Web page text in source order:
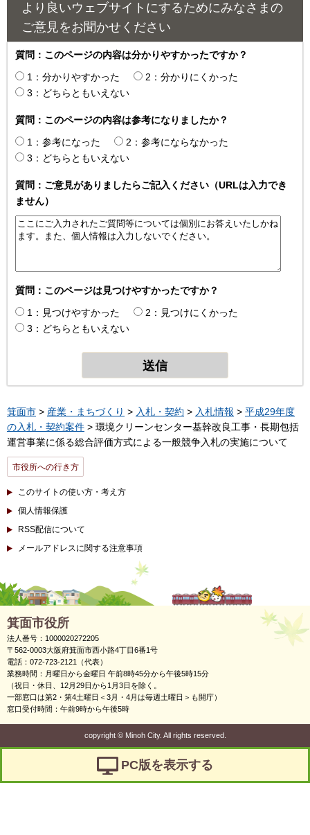
より良いウェブサイトにするためにみなさまの
ご意見をお聞かせください
質問：このページの内容は分かりやすかったですか？
1：分かりやすかった
2：分かりにくかった
3：どちらともいえない
質問：このページの内容は参考になりましたか？
1：参考になった
2：参考にならなかった
3：どちらともいえない
質問：ご意見がありましたらご記入ください（URLは入力でき
ません）
質問：このページは見つけやすかったですか？
1：見つけやすかった
2：見つけにくかった
3：どちらともいえない
箕面市 > 産業・まちづくり > 入札・契約 > 入札情報 > 平成29年度
の入札・契約案件 > 環境クリーンセンター基幹改良工事・長期包括
運営事業に係る総合評価方式による一般競争入札の実施について
市役所への行き方
このサイトの使い方・考え方
個人情報保護
RSS配信について
メールアドレスに関する注意事項
箕面市役所
法人番号：1000020272205
〒562-0003大阪府箕面市西小路4丁目6番1号
電話：072-723-2121（代表）
業務時間：月曜日から金曜日 午前8時45分から午後5時15分
（祝日・休日、12月29日から1月3日を除く。
一部窓口は第2・第4土曜日＜3月・4月は毎週土曜日＞も開庁）
窓口受付時間：午前9時から午後5時
copyright ©Minoh City. All rights reserved.
PC版を表示する